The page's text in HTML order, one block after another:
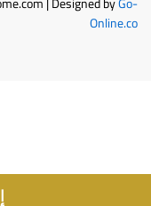
Online.co